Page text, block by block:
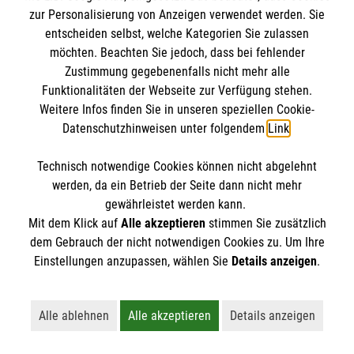
Teilnehmergruppe:
Eltern, Großeltern, Babysitter,
Jugendgruppenleiter etc.
Kursdauer:
Jetzt Kurs buchen: Erste Hilfe bei
Kindernotfällen
Erwachsenen
Maßnahmen bei Verbrennungen,
Vergiftungen und Knochenbrüchen
Maßnahmen bei Bewusstlosigkeit und
Atemstörungen
sowie Pseudokrupp, Asthma und
Teilnehmergruppe:
Erzieherinnen und Erzieher, Betreuerinnen und
Betreuer, Personen, die beruflich mit Kindern
zu tun haben
9 Unterrichtseinheiten à 45 Minuten
Kontakt
Die Malteser
Malteser in Deutschland
Malteserorden
Sharepoint
Spendenkonto
Bank: Pax-Bank eG
IBAN: DE96370601201201225139
BIC: GENODED1PAX
So finden Sie uns
Lattweg 1-5
49377 Vechta
Email:
Der Malteser Hilfsdienst e.V. ist als eingetragene
Gewerbesteuer befreit.
zur Personalisierung von Anzeigen verwendet werden. Sie
entscheiden selbst, welche Kategorien Sie zulassen
möchten. Beachten Sie jedoch, dass bei fehlender
Zustimmung gegebenenfalls nicht mehr alle
Funktionalitäten der Webseite zur Verfügung stehen.
Weitere Infos finden Sie in unseren speziellen Cookie-
Datenschutzhinweisen unter folgendem Link.
Technisch notwendige Cookies können nicht abgelehnt
werden, da ein Betrieb der Seite dann nicht mehr
gewährleistet werden kann.
Mit dem Klick auf Alle akzeptierenstimmen Sie zusätzlich
dem Gebrauch der nicht notwendigen Cookies zu. Um Ihre
Einstellungen anzupassen, wählen Sie Details anzeigen.
Alle ablehnen
Lehnt alle nicht-essentiellen Cookies ab
Alle akzeptieren
Akzeptiert alle Cookies
Details anzeigen